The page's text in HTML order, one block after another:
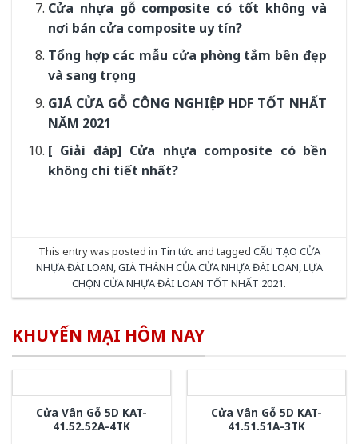
Cửa nhựa gỗ composite có tốt không và
nơi bán cửa composite uy tín?
Tổng hợp các mẫu cửa phòng tắm bền đẹp
và sang trọng
GIÁ CỬA GỖ CÔNG NGHIỆP HDF TỐT NHẤT
NĂM 2021
[ Giải đáp] Cửa nhựa composite có bền
không chi tiết nhất?
This entry was posted in Tin tứcand tagged CẤU TẠO CỬA
NHỰA ĐÀI LOAN GIÁ THÀNH CỦA CỬA NHỰA ĐÀI LOAN LỰA
CHỌN CỬA NHỰA ĐÀI LOAN TỐT NHẤT 2021.
KHUYẾN MẠI HÔM NAY
Cửa Vân Gỗ 5D KAT-
41.52.52A-4TK
Cửa Vân Gỗ 5D KAT-
41.51.51A-3TK